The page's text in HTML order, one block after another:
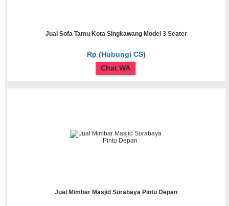
Jual Sofa Tamu Kota Singkawang Model 3 Seater
Rp (Hubungi CS)
Chat WA
Jual Mimbar Masjid Surabaya Pintu Depan